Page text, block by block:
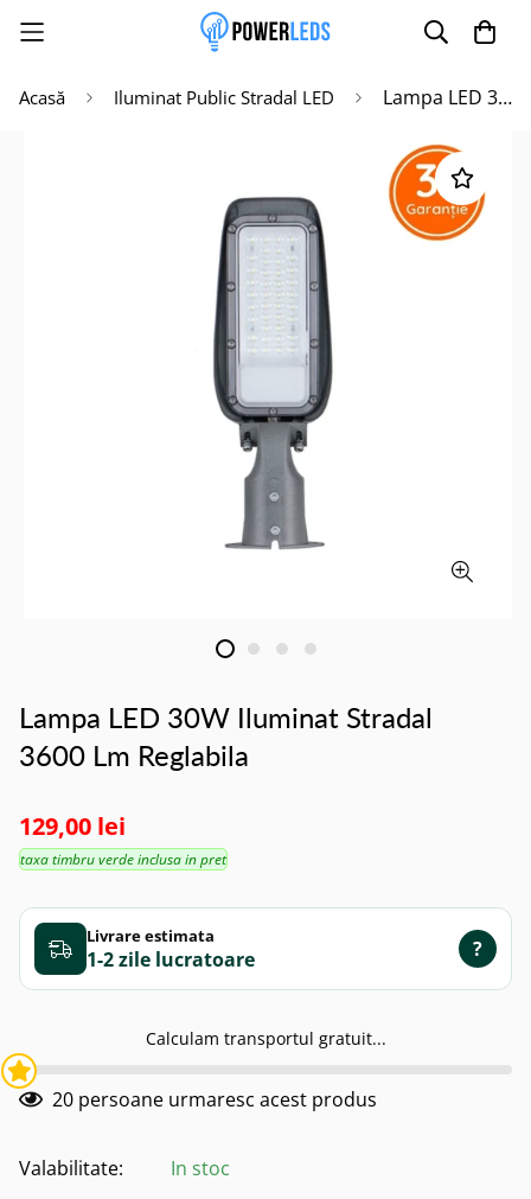
Acasă Iluminat Public Stradal LED Lampa LED 30W Iluminat Stradal 3600 Lm Reglabila
Lampa LED 30W Iluminat Stradal
3600 Lm Reglabila
129,00 lei
taxa timbru verde inclusa in pret
Livrare estimata
1-2 zile ?
Calculam transportul gratuit...
20 persoane urmaresc acest produs
Valabilitate:
In stoc